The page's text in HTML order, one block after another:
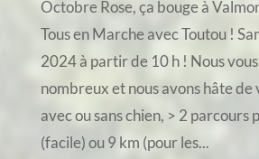
Octobre Rose, ça bouge à
Tous en Marche avec Toutou !
2024 à partir de 10 h ! Nous
nombreux et nous avons hâte
avec ou sans chien, > 2 parcours
(facile) ou 9 km (pour les...